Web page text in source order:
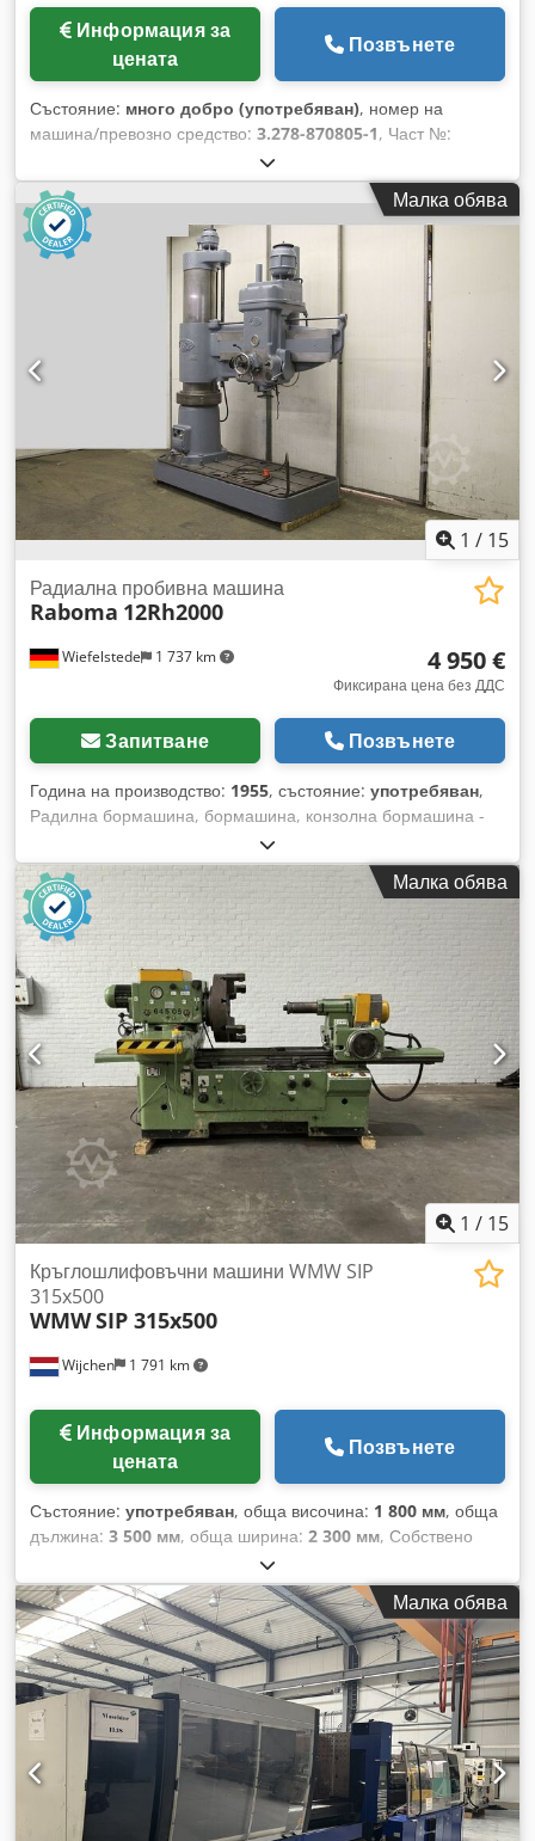
Информация за
цената
Позвънете
Състояние: много добро (употребяван), номер на
машина/превозно средство: 3.278-870805-1, Част №:
42.35.53 Credpfxoh Eii Te Akwsf Технически данни и
описание: виж снимките
Малка обява
1 / 15
Wiefelstede 1 737 km
Радиална пробивна машина
Raboma 12Rh2000
4 950 €
Фиксирана цена без ДДС
Запитване Позвънете
Година на производство: 1955, състояние: употребяван,
Радилна бормашина, бормашина, конзолна бормашина -
Изнасяне: 2055 мм - Макс. разстояние от масата на
машината до шпинделния държач: 1700 мм - Конусен
държач: MK5 - Мощност на мотора: 7,5 kW - Обороти: 11,2-
1400 об/мин - Колона: Ø 450 мм - Ход на шпиндела: 540
мм - Устройство за нарязване на резба - Автоматично
подаване: 0,037-2,0 мм/оборот Codpfx Aed Enr Iskwjrf -
Работна повърхност: 920 x 1600 мм - Размери:
2580/1110/H3450 мм - Тегло: 6465 кг
Малка обява
1 / 15
Wijchen 1 791 km
Кръглошлифовъчни машини WMW SIP
315x500
WMWSIP 315x500
Информация за
цената
Позвънете
Състояние: употребяван, обща височина: 1 800 мм, обща
дължина: 3 500 мм, обща ширина: 2 300 мм, Собствено
тегло: 5 800 кг Цена: По запитване Диаметър на
шлифоване: 315 мм Дълбочина на шлифоване: 500 мм
Диаметър на въртене: 500/600 мм Ход на шлифовъчната
маса: 800 мм - Документация налична: Не - CE сертификат:
Не - Сериен номер: 31577 Cjdjwya A Sopfx Akwjrf -
Управление: Конвенционално - Диаметър на шлифоване
[мм]: 315 - Ход по X-ос [мм]: 800 - Транспортни размери:
3500 мм x 2300 мм x 1800 мм (д x ш x в) - Транспортно
тегло [кг]: 5800 кг - Брой транспортни пакета: 1 Финансова
информация ДДС: Посочената цена е без ДДС ДДС/
облагаем по разлика: ДДС подлежи на приспадане за
Малка обява